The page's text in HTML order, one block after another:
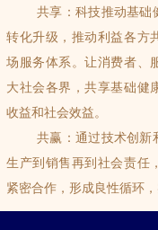
共享：科技推动基础
转化升级，推动利益各方
场服务体系。让消费者、
大社会各界，共享基础健
收益和社会效益。
共赢：通过技术创新
生产到销售再到社会责任
紧密合作，形成良性循环，